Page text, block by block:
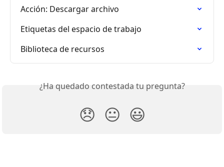
Acción: Descargar archivo
Etiquetas del espacio de trabajo
Biblioteca de recursos
¿Ha quedado contestada tu pregunta?
😞 😐 😃